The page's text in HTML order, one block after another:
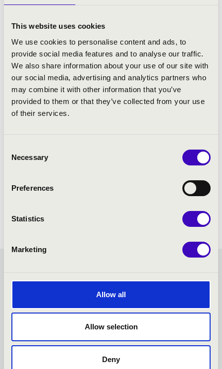
This website uses cookies
We use cookies to personalise content and ads, to
provide social media features and to analyse our traffic.
We also share information about your use of our site with
our social media, advertising and analytics partners who
may combine it with other information that you’ve
provided to them or that they’ve collected from your use
of their services.
Selection
Necessary
Preferences
Statistics
Marketing
Allow all
Allow selection
Deny
Mozart: D-dúr divertimento, I. tétel KV 136.
Hans Zimmer: Csillagok között
Abreu: Tico tico
MESÉLŐ MUZSIKA -
KAPOSVÁR - TOVÁBBI
KONCERTEK